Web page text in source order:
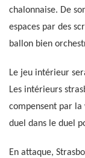
chalonnaise. De
espaces par des
ballon bien
Le jeu intérieur
Les intérieurs
compensent par la
duel dans le duel
En attaque,